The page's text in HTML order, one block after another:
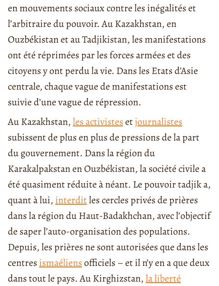
en mouvements sociaux contre les inégalités et
l’arbitraire du pouvoir. Au Kazakhstan, en
Ouzbékistan et au Tadjikistan, les manifestations
ont été réprimées par les forces armées et des
citoyens y ont perdu la vie. Dans les Etats d’Asie
centrale, chaque vague de manifestations est
suivie d’une vague de répression.
Au Kazakhstan,les activistesetjournalistes
subissent de plus en plus de pressions de la part
du gouvernement. Dans la région du
Karakalpakstan en Ouzbékistan, la société civile a
été quasiment réduite à néant. Le pouvoir tadjik a,
quant à lui, interditles cercles privés de prières
dans la région du Haut-Badakhchan, avec l’objectif
de saper l’auto-organisation des populations.
Depuis, les prières ne sont autorisées que dans les
centres ismaéliensofficiels – et il n’y en a que deux
dans tout le pays. Au Kirghizstan,la liberté